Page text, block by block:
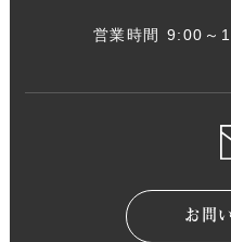
営業時間 9:00～
お問